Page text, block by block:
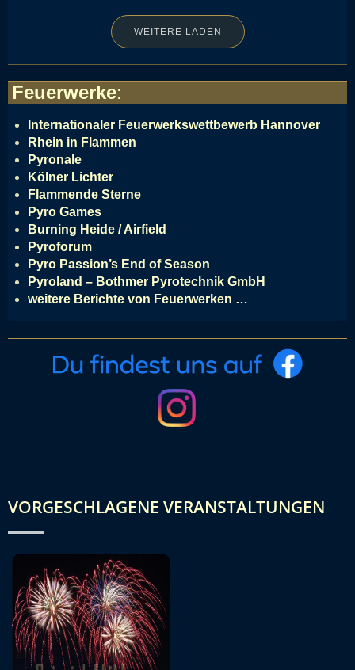
WEITERE LADEN
Feuerwerke:
Internationaler Feuerwerkswettbewerb Hannover
Rhein in Flammen
Pyronale
Kölner Lichter
Flammende Sterne
Pyro Games
Burning Heide / Airfield
Pyroforum
Pyro Passion’s End of Season
Pyroland – Bothmer Pyrotechnik GmbH
weitere Berichte von Feuerwerken …
VORGESCHLAGENE VERANSTALTUNGEN